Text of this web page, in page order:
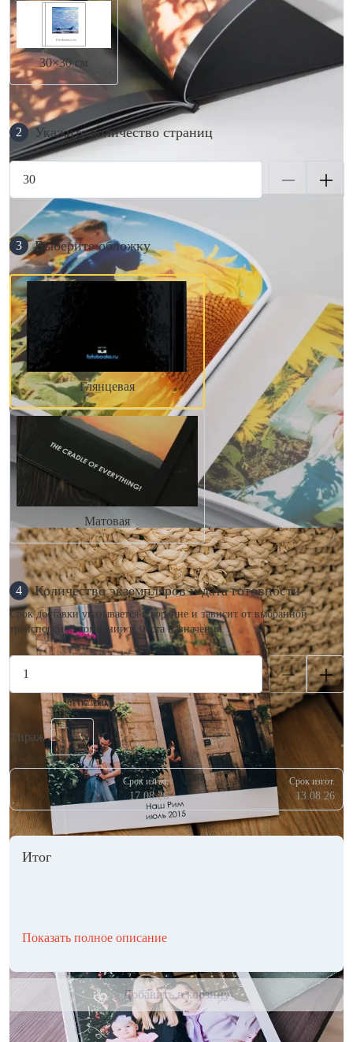
30×30 см
2 Укажите количество страниц
3 Выберите обложку
Глянцевая
Матовая
4 Количество экземпляров и дата готовности
Срок доставки указывается в корзине и зависит от выбранной
транспортной компании и места назначения.
Тираж
Срок изгот.
17.08.26
Срок изгот.
13.08.26
Итог
Показать полное описание
Добавить в корзину